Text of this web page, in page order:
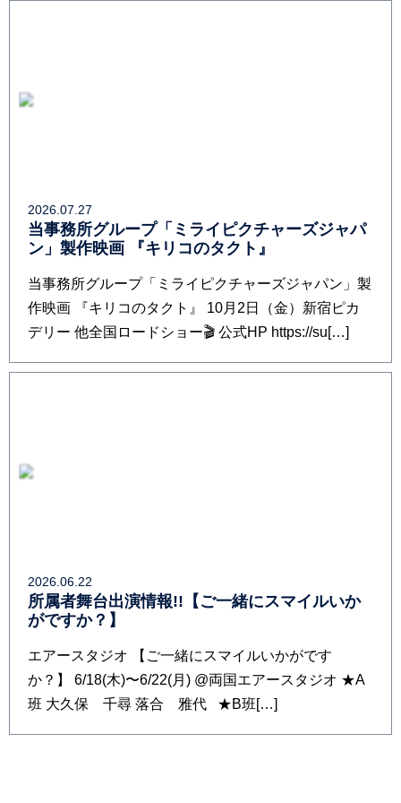
2026.07.27
当事務所グループ「ミライピクチャーズジャパ
ン」製作映画 『キリコのタクト』
当事務所グループ「ミライピクチャーズジャパン」製
作映画 『キリコのタクト』 10月2日（金）新宿ピカ
デリー 他全国ロードショー🎬 公式HP https://su[…]
2026.06.22
所属者舞台出演情報!!【ご一緒にスマイルいか
がですか？】
エアースタジオ 【ご一緒にスマイルいかがです
か？】 6/18(木)〜6/22(月) @両国エアースタジオ ★A
班 大久保 千尋 落合 雅代 ★B班[…]